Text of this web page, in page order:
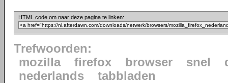
HTML code om naar deze pagina te linken:
Trefwoorden:
mozilla
firefox browser snel
nederlands
tabbladen